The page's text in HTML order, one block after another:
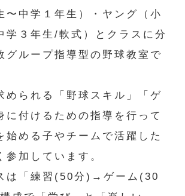
〜中学１年生）・ヤング（小
学３年生/軟式）とクラスに分
グループ指導型の野球教室で
められる「野球スキル」「ゲ
に付けるための指導を行って
始める子やチームで活躍した
参加しています。
は「練習(50分)→ゲーム(30